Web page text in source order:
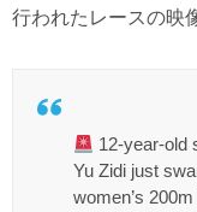
行われたレースの映
12-year-old
Yu Zidi just
women’s